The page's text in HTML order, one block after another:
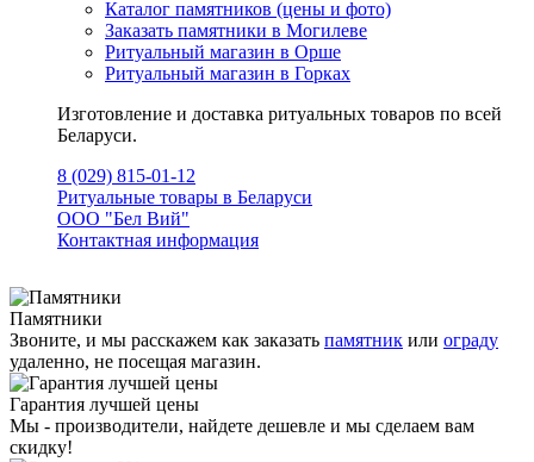
Каталог памятников (цены и фото)
Заказать памятники в Могилеве
Ритуальный магазин в Орше
Ритуальный магазин в Горках
Изготовление и доставка ритуальных товаров по всей
Беларуси.
8 (029) 815-01-12
Ритуальные товары в Беларуси
ООО "Бел Вий"
Контактная информация
Памятники
Звоните, и мы расскажем как заказать памятник или ограду
удаленно, не посещая магазин.
Гарантия лучшей цены
Мы - производители, найдете дешевле и мы сделаем вам
скидку!